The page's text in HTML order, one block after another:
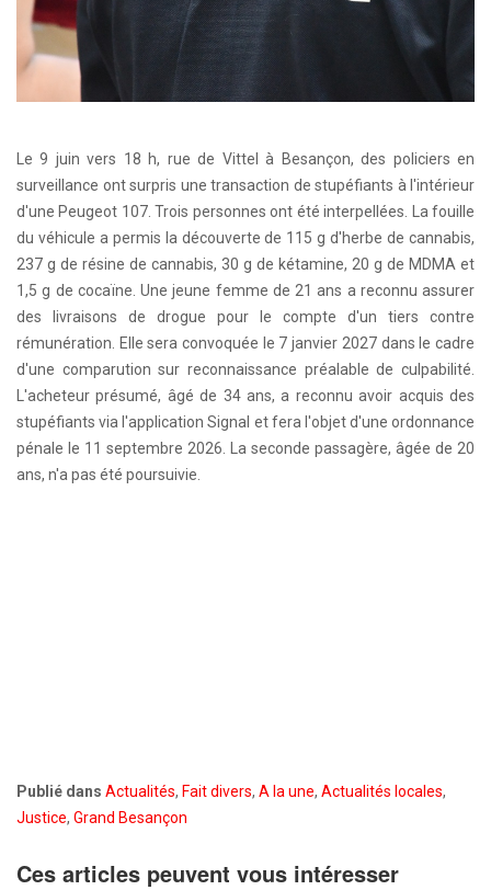
Le 9 juin vers 18 h, rue de Vittel à Besançon, des policiers en
surveillance ont surpris une transaction de stupéfiants à l'intérieur
d'une Peugeot 107. Trois personnes ont été interpellées. La fouille
du véhicule a permis la découverte de 115 g d'herbe de cannabis,
237 g de résine de cannabis, 30 g de kétamine, 20 g de MDMA et
1,5 g de cocaïne. Une jeune femme de 21 ans a reconnu assurer
des livraisons de drogue pour le compte d'un tiers contre
rémunération. Elle sera convoquée le 7 janvier 2027 dans le cadre
d'une comparution sur reconnaissance préalable de culpabilité.
L'acheteur présumé, âgé de 34 ans, a reconnu avoir acquis des
stupéfiants via l'application Signal et fera l'objet d'une ordonnance
pénale le 11 septembre 2026. La seconde passagère, âgée de 20
ans, n'a pas été poursuivie.
Publié dans Actualités, Fait divers, A la une, Actualités locales,
Justice, Grand Besançon
Ces articles peuvent vous intéresser